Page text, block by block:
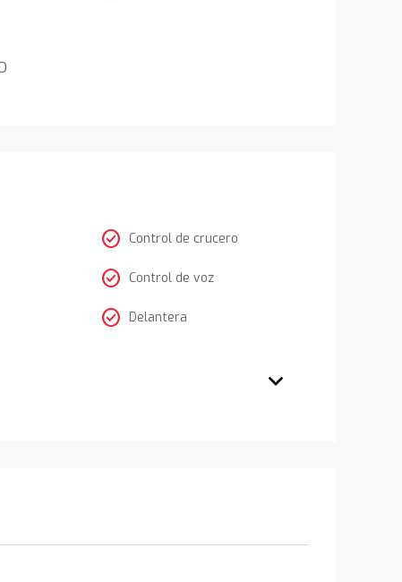
check_circle Control de crucero
check_circle Control de voz
check_circle Delantera